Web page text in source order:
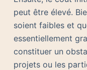
peut être élevé.
soient faibles et
essentiellement
constituer un
projets ou les